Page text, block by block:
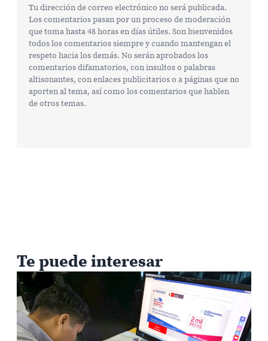
Tu dirección de correo electrónico no será publicada.
Los comentarios pasan por un proceso de moderación
que toma hasta 48 horas en días útiles. Son bienvenidos
todos los comentarios siempre y cuando mantengan el
respeto hacia los demás. No serán aprobados los
comentarios difamatorios, con insultos o palabras
altisonantes, con enlaces publicitarios o a páginas que no
aporten al tema, así como los comentarios que hablen
de otros temas.
Te puede interesar